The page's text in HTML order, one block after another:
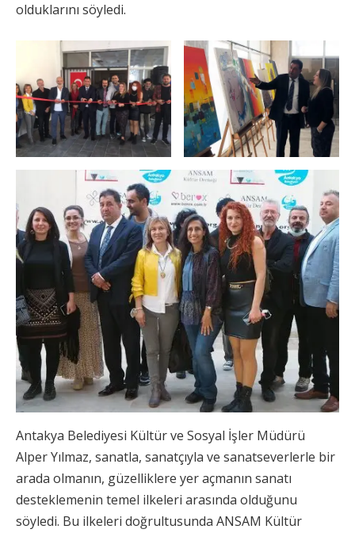
olduklarını söyledi.
Antakya Belediyesi Kültür ve Sosyal İşler Müdürü
Alper Yılmaz, sanatla, sanatçıyla ve sanatseverlerle bir
arada olmanın, güzelliklere yer açmanın sanatı
desteklemenin temel ilkeleri arasında olduğunu
söyledi. Bu ilkeleri doğrultusunda ANSAM Kültür